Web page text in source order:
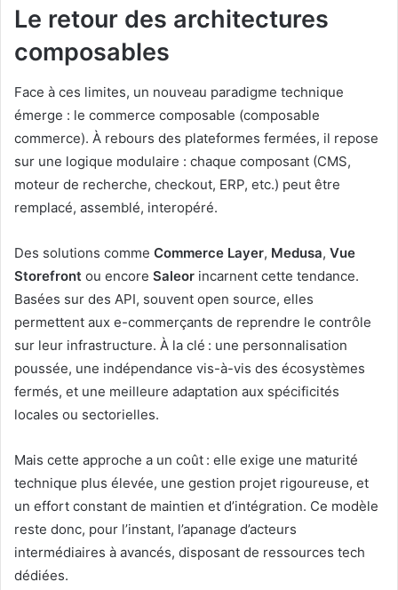
Le retour des architectures
composables
Face à ces limites, un nouveau paradigme technique
émerge : le commerce composable (composable
commerce). À rebours des plateformes fermées, il repose
sur une logique modulaire : chaque composant (CMS,
moteur de recherche, checkout, ERP, etc.) peut être
remplacé, assemblé, interopéré.
Des solutions comme Commerce Layer, Medusa, Vue
Storefront ou encore Saleor incarnent cette tendance.
Basées sur des API, souvent open source, elles
permettent aux e-commerçants de reprendre le contrôle
sur leur infrastructure. À la clé : une personnalisation
poussée, une indépendance vis-à-vis des écosystèmes
fermés, et une meilleure adaptation aux spécificités
locales ou sectorielles.
Mais cette approche a un coût : elle exige une maturité
technique plus élevée, une gestion projet rigoureuse, et
un effort constant de maintien et d’intégration. Ce modèle
reste donc, pour l’instant, l’apanage d’acteurs
intermédiaires à avancés, disposant de ressources tech
dédiées.